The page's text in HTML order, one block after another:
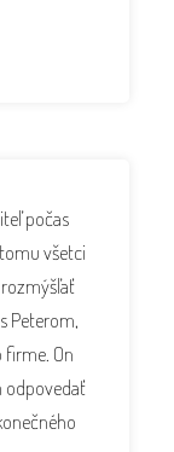
počas
všetci
Peterom,
On
odpovedať